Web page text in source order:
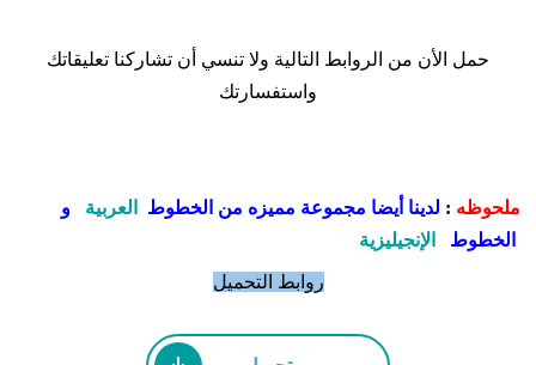
حمل الأن من الروابط التالية ولا تنسي أن تشاركنا تعليقاتك
واستفسارتك
ملحوظه : لدينا أيضا مجموعة مميزه من الخطوط العربية و
الخطوط
الإنجيليزية
روابط التحميل